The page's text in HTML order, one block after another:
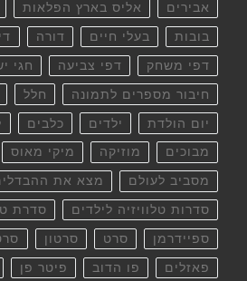
אבירים אליס בארץ הפלאות
בובות בעלי חיים דורה
דפי משחק דפי צביעה חגי
חיבור מספרים לתמונה חלל
יום הולדת ילדים כלבים
מבוכים מוזיקה מיקי מאוס
מסביב לעולם מצא את
סדרות טלוויזיה לילדים סדרת
ספיידרמן סרט סרטון
פאזלים פו הדוב פיטר פן